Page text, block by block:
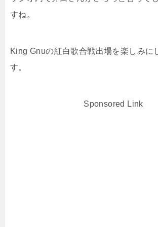
すね。
King Gnuの紅白歌合戦出場を楽しみに
す。
Sponsored Link